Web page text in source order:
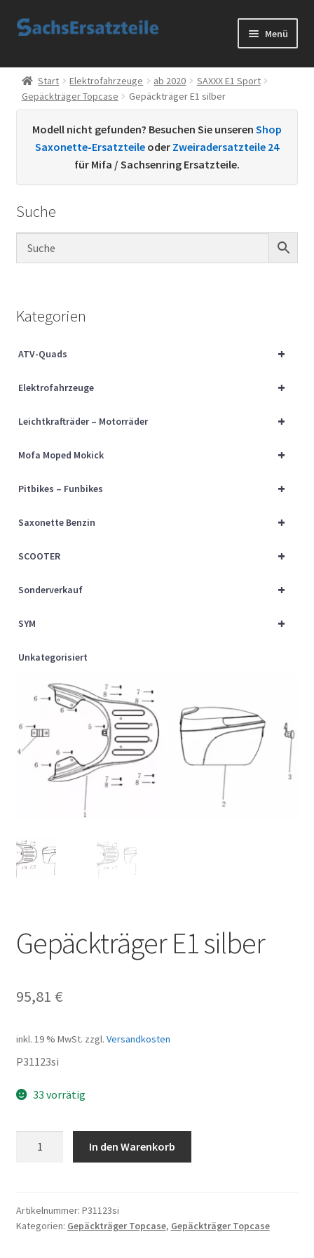
Zur
Zum
Menü
Start
AGB
Datenschutzerklärung
Kontakt
Sachs Ersatzteile
Über uns
Start Elektrofahrzeuge ab 2020
SAXXX E1 Sport
Gepäckträger Topcase
Gepäckträger E1 silber
Modell nicht gefunden? Besuchen Sie unseren Shop
Saxonette-Ersatzteile oder Zweiradersatzteile 24
für Mifa / Sachsenring Ersatzteile.
Suche
Kategorien
+
ATV-Quads
+
Elektrofahrzeuge
+
Leichtkrafträder – Motorräder
+
Mofa Moped Mokick
+
Pitbikes – Funbikes
+
Saxonette Benzin
+
SCOOTER
+
Sonderverkauf
+
SYM
Unkategorisiert
Gepäckträger E1 silber
95,81 €
inkl. 19 % MwSt. zzgl. Versandkosten
P31123si
33 vorrätig
In den Warenkorb
Artikelnummer: P31123si
Kategorien: Gepäckträger Topcase, Gepäckträger Topcase